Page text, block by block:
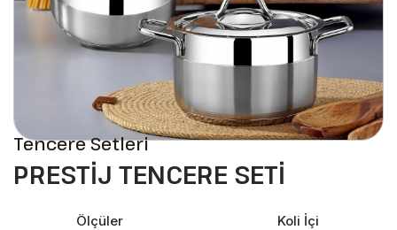
Tencere Setleri
PRESTİJ TENCERE SETİ
Ölçüler
Koli İçi